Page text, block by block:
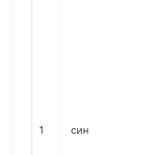
1 син